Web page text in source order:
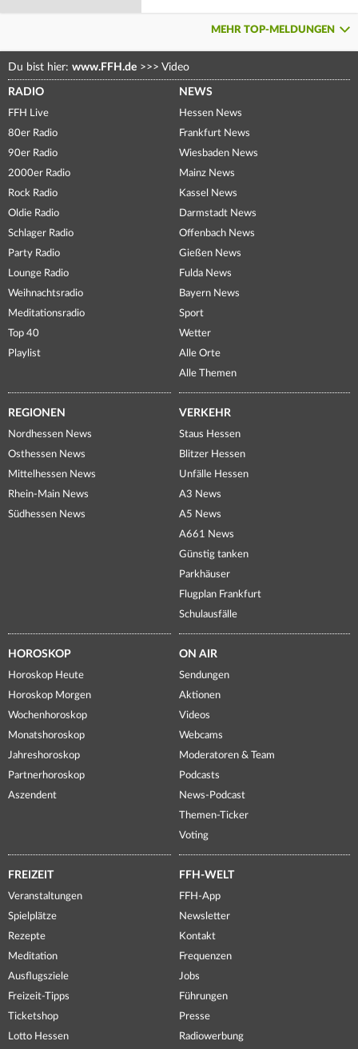
MEHR TOP-MELDUNGEN
Du bist hier: www.FFH.de >>> Video
RADIO
FFH Live
80er Radio
90er Radio
2000er Radio
Rock Radio
Oldie Radio
Schlager Radio
Party Radio
Lounge Radio
Weihnachtsradio
Meditationsradio
Top 40
Playlist
NEWS
Hessen News
Frankfurt News
Wiesbaden News
Mainz News
Kassel News
Darmstadt News
Offenbach News
Gießen News
Fulda News
Bayern News
Sport
Wetter
Alle Orte
Alle Themen
REGIONEN
Nordhessen News
Osthessen News
Mittelhessen News
Rhein-Main News
Südhessen News
VERKEHR
Staus Hessen
Blitzer Hessen
Unfälle Hessen
A3 News
A5 News
A661 News
Günstig tanken
Parkhäuser
Flugplan Frankfurt
Schulausfälle
HOROSKOP
Horoskop Heute
Horoskop Morgen
Wochenhoroskop
Monatshoroskop
Jahreshoroskop
Partnerhoroskop
Aszendent
ON AIR
Sendungen
Aktionen
Videos
Webcams
Moderatoren & Team
Podcasts
News-Podcast
Themen-Ticker
Voting
FREIZEIT
Veranstaltungen
Spielplätze
Rezepte
Meditation
Ausflugsziele
Freizeit-Tipps
Ticketshop
Lotto Hessen
FFH-WELT
FFH-App
Newsletter
Kontakt
Frequenzen
Jobs
Führungen
Presse
Radiowerbung